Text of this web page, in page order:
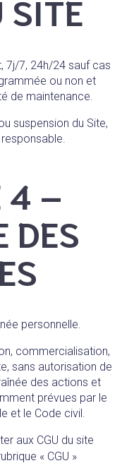
SITE
7j/7, 24h/24 sauf cas
ou non et
de maintenance.
suspension du Site,
4 –
DES
personnelle.
commercialisation,
sans autorisation de
des actions et
prévues par le
et le Code civil.
aux CGU du site
« CGU »